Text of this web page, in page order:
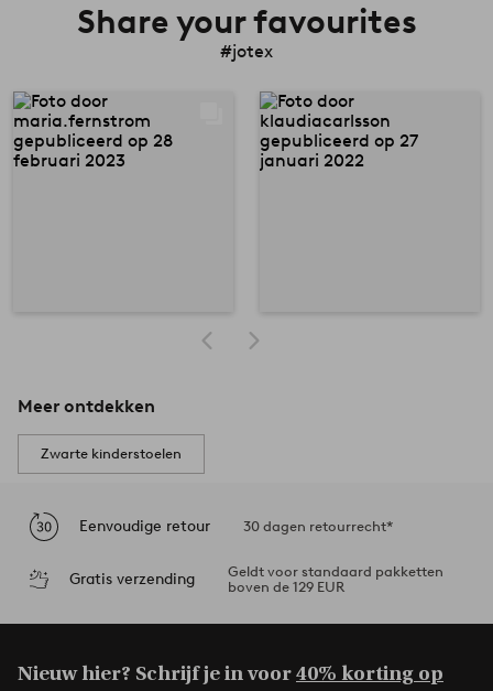
Share your favourites
#jotex
Meer ontdekken
Zwarte kinderstoelen
Eenvoudige retour 30 dagen retourrecht*
Gratis verzending
Geldt voor standaard pakketten
boven de 129 EUR
Nieuw hier? Schrijf je in voor40% korting op